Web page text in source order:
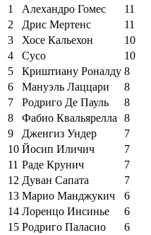
1
Алехандро Гомес
11
2
Дрис Мертенс
11
3
Хосе Кальехон
10
4
Сусо
10
5
Криштиану Роналду 8
6
Мануэль Лаццари
8
7
Родриго Де Пауль
8
8
Фабио Квальярелла
8
9
Дженгиз Ундер
7
10 Йосип Иличич
7
11 Раде Крунич
7
12 Дуван Сапата
7
13 Марио Манджукич
6
14 Лоренцо Инсинье
6
15 Родриго Паласио 6